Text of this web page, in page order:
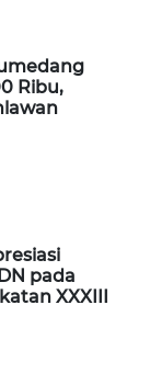
Ribu,
pada
XXXIII